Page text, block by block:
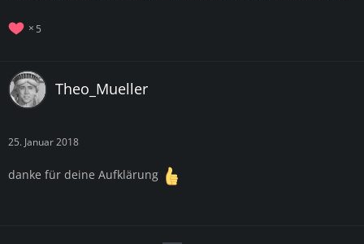
5
Theo_Mueller
25. Januar 2018
danke für deine Aufklärung